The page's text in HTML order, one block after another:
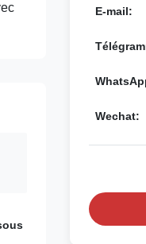
E-mail:
Wechat: